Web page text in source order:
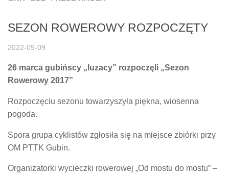
SEZON ROWEROWY ROZPOCZĘTY
2022-09-09
26 marca gubińscy „luzacy” rozpoczęli „Sezon
Rowerowy 2017”
Rozpoczęciu sezonu towarzyszyła piękna, wiosenna
pogoda.
Spora grupa cyklistów zgłosiła się na miejsce zbiórki przy
OM PTTK Gubin.
Organizatorki wycieczki rowerowej „Od mostu do mostu” –